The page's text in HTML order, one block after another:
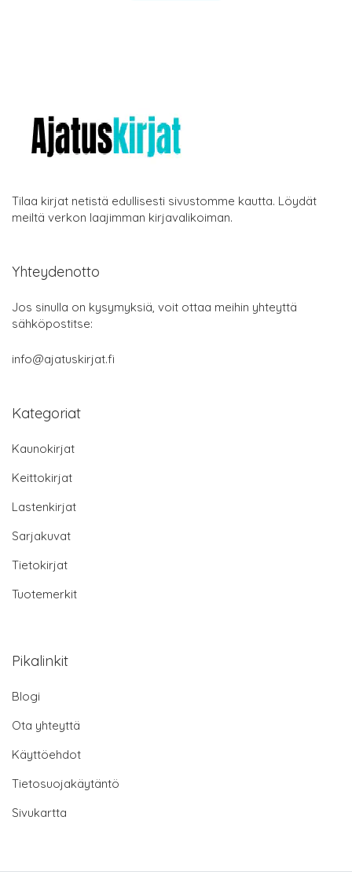
Tilaa kirjat netistä edullisesti sivustomme kautta. Löydät
meiltä verkon laajimman kirjavalikoiman.
Yhteydenotto
Jos sinulla on kysymyksiä, voit ottaa meihin yhteyttä
sähköpostitse:
info@ajatuskirjat.fi
Kategoriat
Kaunokirjat
Keittokirjat
Lastenkirjat
Sarjakuvat
Tietokirjat
Tuotemerkit
Pikalinkit
Blogi
Ota yhteyttä
Käyttöehdot
Tietosuojakäytäntö
Sivukartta